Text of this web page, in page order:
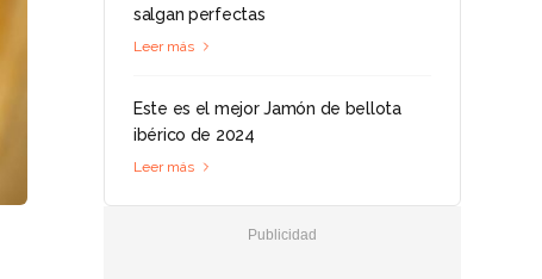
salgan perfectas
Leer más
Este es el mejor Jamón de bellota
ibérico de 2024
Leer más